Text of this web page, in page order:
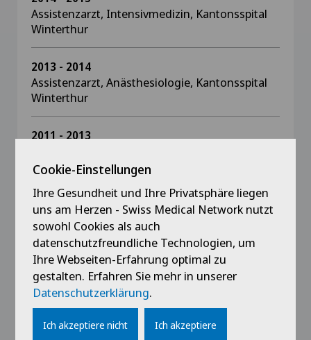
Assistenzarzt, Intensivmedizin, Kantonsspital
Winterthur
2013 - 2014
Assistenzarzt, Anästhesiologie, Kantonsspital
Winterthur
2011 - 2013
Ausbildung
2020
Facharzt für Anästhesiologie
2016
Notarzt SGNOR (Schweizerischen Gesellschaft
Cookie-Einstellungen
Ihre Gesundheit und Ihre Privatsphäre liegen
uns am Herzen - Swiss Medical Network nutzt
sowohl Cookies als auch
datenschutzfreundliche Technologien, um
Ihre Webseiten-Erfahrung optimal zu
gestalten. Erfahren Sie mehr in unserer
Datenschutzerklärung.
Ich akzeptiere nicht Ich akzeptiere